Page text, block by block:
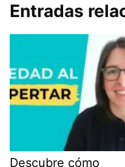
Entradas
Descubre cómo